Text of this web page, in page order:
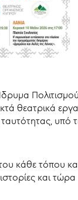
θεατρικά
κάθε τόπου
και